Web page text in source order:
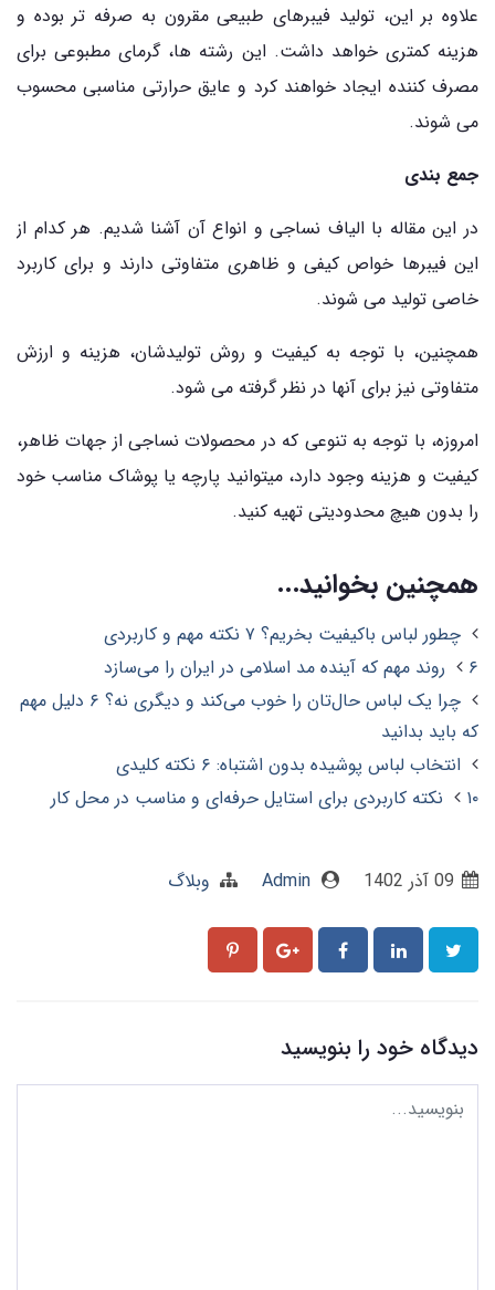
علاوه بر این، تولید فیبرهای طبیعی مقرون به صرفه تر بوده و
هزینه کمتری خواهد داشت. این رشته ها، گرمای مطبوعی برای
مصرف کننده ایجاد خواهند کرد و عایق حرارتی مناسبی محسوب
می شوند.
جمع بندی
در این مقاله با الیاف نساجی و انواع آن آشنا شدیم. هر کدام از
این فیبرها خواص کیفی و ظاهری متفاوتی دارند و برای کاربرد
خاصی تولید می شوند.
همچنین، با توجه به کیفیت و روش تولیدشان، هزینه و ارزش
متفاوتی نیز برای آنها در نظر گرفته می شود.
امروزه، با توجه به تنوعی که در محصولات نساجی از جهات ظاهر،
کیفیت و هزینه وجود دارد، میتوانید پارچه یا پوشاک مناسب خود
را بدون هیچ محدودیتی تهیه کنید.
همچنین بخوانید...
چطور لباس باکیفیت بخریم؟ ۷ نکته مهم و کاربردی
۶ روند مهم که آینده مد اسلامی در ایران را می‌سازد
چرا یک لباس حال‌تان را خوب می‌کند و دیگری نه؟ ۶ دلیل مهم
که باید بدانید
انتخاب لباس پوشیده بدون اشتباه: ۶ نکته کلیدی
۱۰ نکته کاربردی برای استایل حرفه‌ای و مناسب در محل کار
Admin وبلاگ
دیدگاه خود را بنویسید